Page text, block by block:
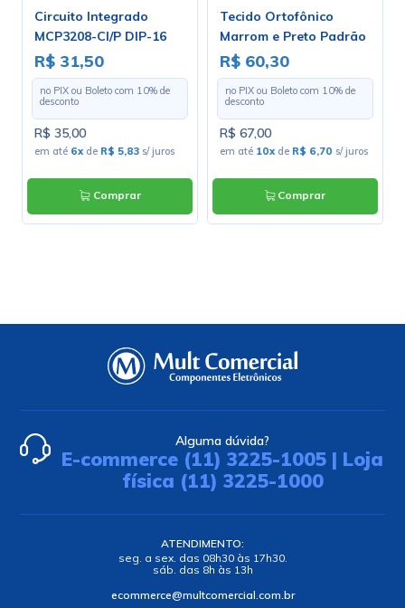
Circuito Integrado
MCP3208-CI/P DIP-16
R$ 31,50
no PIX ou Boleto com 10% de
desconto
R$ 35,00
em até 6xde R$ 5,83 s/ juros
Comprar
Tecido Ortofônico
Marrom e Preto Padrão
203-1-10 - Largura 1,30m
- Preço por Metro
R$ 60,30
no PIX ou Boleto com 10% de
desconto
R$ 67,00
em até 10xde R$ 6,70 s/ juros
Comprar
Alguma dúvida?
E-commerce (11) 3225-1005 | Loja
física (11) 3225-1000
ATENDIMENTO:
seg. a sex. das 08h30 às 17h30.
sáb. das 8h às 13h
ecommerce@multcomercial.com.br